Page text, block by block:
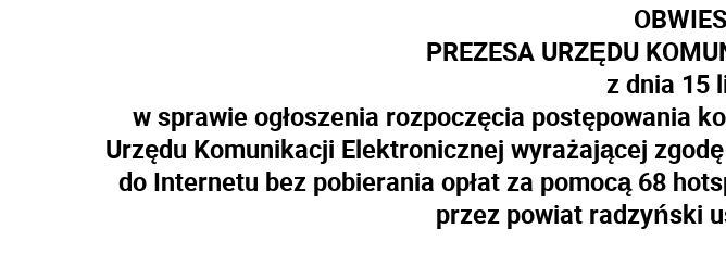
PREZESA URZĘDU
z dnia 15
w sprawie ogłoszenia rozpoczęcia postępowania
Urzędu Komunikacji Elektronicznej wyrażającej
do Internetu bez pobierania opłat za pomocą 68
przez powiat radzyński